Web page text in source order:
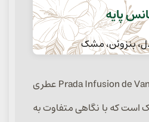
پایه
بنزوئن، مشک
رایحه الهام‌گرفته از Prada Infusion de Vanille عطری
است که با نگاهی متفاوت به